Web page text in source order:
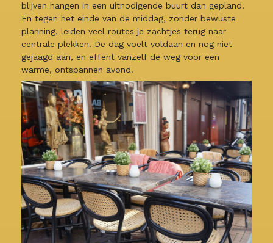
blijven hangen in een uitnodigende buurt dan gepland.
En tegen het einde van de middag, zonder bewuste
planning, leiden veel routes je zachtjes terug naar
centrale plekken. De dag voelt voldaan en nog niet
gejaagd aan, en effent vanzelf de weg voor een
warme, ontspannen avond.